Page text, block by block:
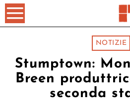
NOTIZIE
Stumptown:
Breen
seconda